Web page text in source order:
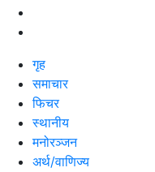
गृह
समाचार
फिचर
स्थानीय
मनोरञ्जन
अर्थ/वाणिज्य